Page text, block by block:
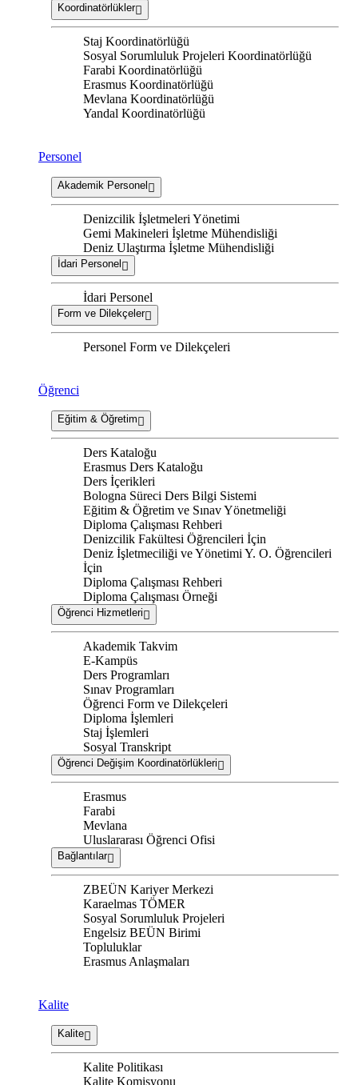
Koordinatörlükler
Staj Koordinatörlüğü
Sosyal Sorumluluk Projeleri Koordinatörlüğü
Farabi Koordinatörlüğü
Erasmus Koordinatörlüğü
Mevlana Koordinatörlüğü
Yandal Koordinatörlüğü
Personel
Akademik Personel
Denizcilik İşletmeleri Yönetimi
Gemi Makineleri İşletme Mühendisliği
Deniz Ulaştırma İşletme Mühendisliği
İdari Personel
İdari Personel
Form ve Dilekçeler
Personel Form ve Dilekçeleri
Öğrenci
Eğitim & Öğretim
Ders Kataloğu
Erasmus Ders Kataloğu
Ders İçerikleri
Bologna Süreci Ders Bilgi Sistemi
Eğitim & Öğretim ve Sınav Yönetmeliği
Diploma Çalışması Rehberi
Denizcilik Fakültesi Öğrencileri İçin
Deniz İşletmeciliği ve Yönetimi Y. O. Öğrencileri
İçin
Diploma Çalışması Rehberi
Diploma Çalışması Örneği
Öğrenci Hizmetleri
Akademik Takvim
E-Kampüs
Ders Programları
Sınav Programları
Öğrenci Form ve Dilekçeleri
Diploma İşlemleri
Staj İşlemleri
Sosyal Transkript
Öğrenci Değişim Koordinatörlükleri
Erasmus
Farabi
Mevlana
Uluslararası Öğrenci Ofisi
Bağlantılar
ZBEÜN Kariyer Merkezi
Karaelmas TÖMER
Sosyal Sorumluluk Projeleri
Engelsiz BEÜN Birimi
Topluluklar
Erasmus Anlaşmaları
Kalite
Kalite
Kalite Politikası
Kalite Komisyonu